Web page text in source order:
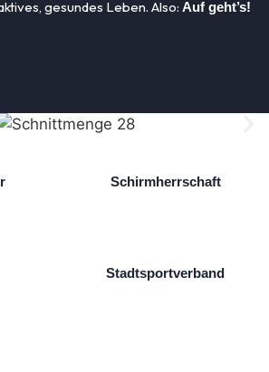
gesundes Leben. Also: Auf geht’s!
Schirmherrschaft
Stadtsportverband